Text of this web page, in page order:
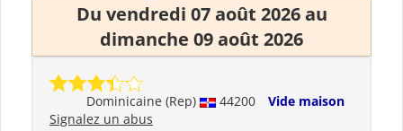
Du vendredi 07 août 2026 au
dimanche 09 août 2026
Dominicaine (Rep) 44200
Vide maison
Signalez un abus